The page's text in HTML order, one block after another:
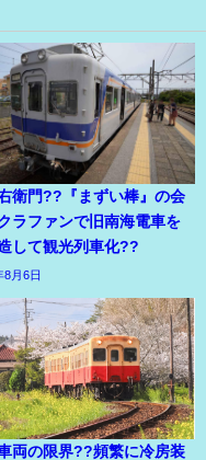
衛門??『まずい棒』の会
ラファンで旧南海電車を
して観光列車化??
8月6日
両の限界??頻繁に冷房装